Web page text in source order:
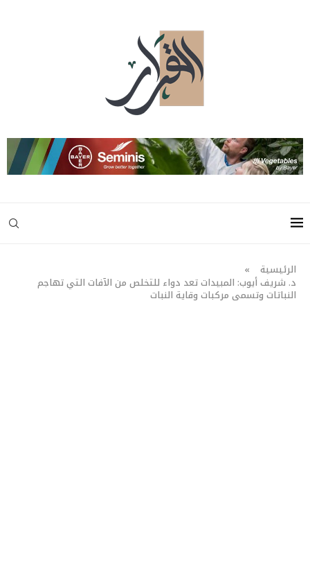
الرئيسية »
د. شريف أيوب: المبيدات تعد دواء للتخلص من الآفات التي تهاجم
النباتات وتسمى مركبات وقاية النبات